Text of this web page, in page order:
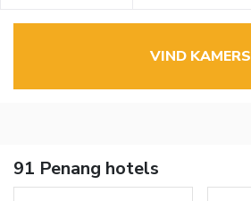
VIND KAMERS
91 Penang hotels